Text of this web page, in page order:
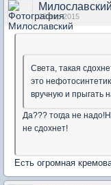
Милославский
25 апр 2015
Света, такая
это
вручную и прыгать
Да??? тогда не
не сдохнет!
Есть огромная